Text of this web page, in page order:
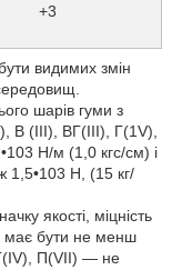
+3
видимих змін
шарів гуми з
В (III), ВГ(III), Г(1V),
Н/м (1,0 кгс/см) і
1,5•103 Н, (15 кг/
якості, міцність
має бути не менш
П(VII) — не